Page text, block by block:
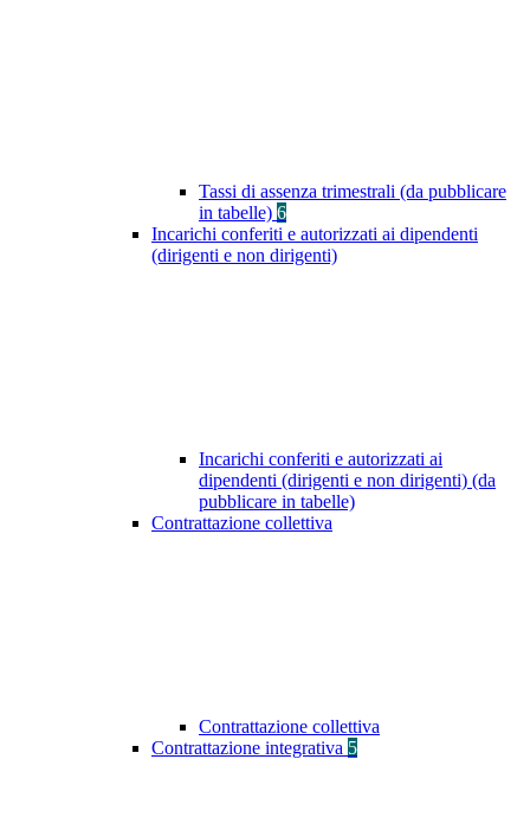
Tassi di assenza trimestrali (da pubblicare
in tabelle) 6
Incarichi conferiti e autorizzati ai dipendenti
(dirigenti e non dirigenti)
Incarichi conferiti e autorizzati ai
dipendenti (dirigenti e non dirigenti) (da
pubblicare in tabelle)
Contrattazione collettiva
Contrattazione collettiva
Contrattazione integrativa 5